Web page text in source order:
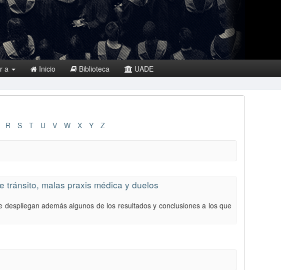
a Inicio Biblioteca
UADE
R S T U V W X Y Z
tránsito, malas praxis médica y duelos
además algunos de los resultados y conclusiones a los que